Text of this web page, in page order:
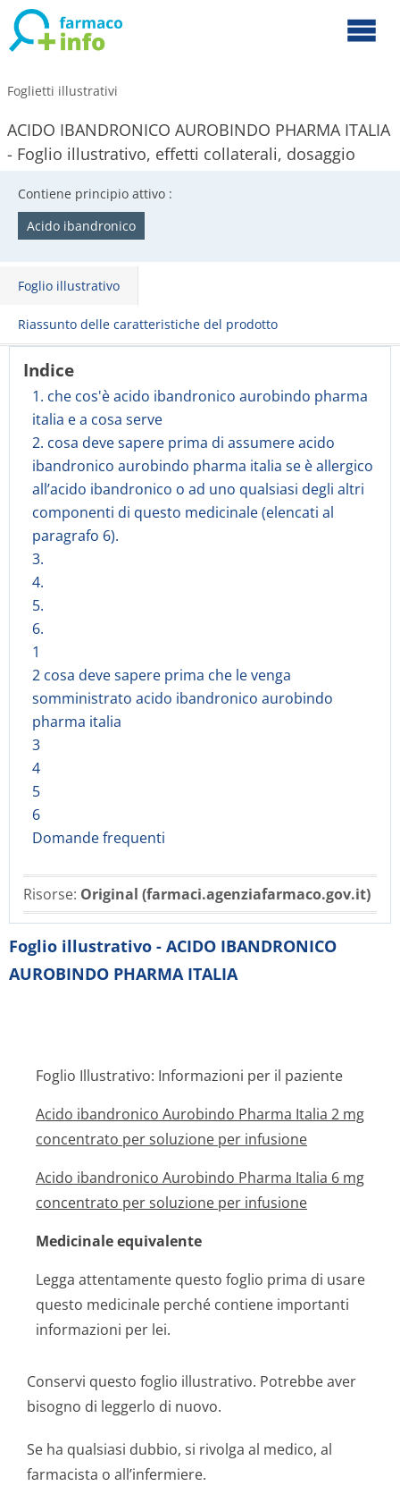
Foglietti illustrativi
ACIDO IBANDRONICO AUROBINDO PHARMA ITALIA
- Foglio illustrativo, effetti collaterali, dosaggio
Contiene principio attivo :
Acido ibandronico
Foglio illustrativo
Riassunto delle caratteristiche del prodotto
Indice
1. che cos'è acido ibandronico aurobindo pharma
italia e a cosa serve
2. cosa deve sapere prima di assumere acido
ibandronico aurobindo pharma italia se è allergico
all’acido ibandronico o ad uno qualsiasi degli altri
componenti di questo medicinale (elencati al
paragrafo 6).
3.
4.
5.
6.
1
2 cosa deve sapere prima che le venga
somministrato acido ibandronico aurobindo
pharma italia
3
4
5
6
Domande frequenti
Risorse: Original (farmaci.agenziafarmaco.gov.it)
Foglio illustrativo - ACIDO IBANDRONICO
AUROBINDO PHARMA ITALIA
Foglio Illustrativo: Informazioni per il paziente
Acido ibandronico Aurobindo Pharma Italia 2 mg
concentrato per soluzione per infusione
Acido ibandronico Aurobindo Pharma Italia 6 mg
concentrato per soluzione per infusione
Medicinale equivalente
Legga attentamente questo foglio prima di usare
questo medicinale perché contiene importanti
informazioni per lei.
Conservi questo foglio illustrativo. Potrebbe aver
bisogno di leggerlo di nuovo.
Se ha qualsiasi dubbio, si rivolga al medico, al
farmacista o all’infermiere.